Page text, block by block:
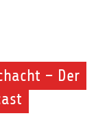
– Der